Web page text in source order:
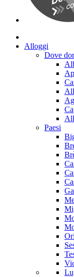
Alloggi
Dove
Paesi